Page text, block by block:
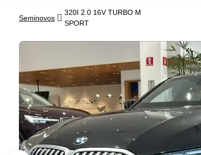
Seminovos
320I 2.0 16V TURBO M
SPORT